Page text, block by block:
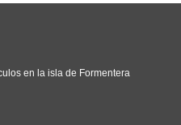
en la isla de Formentera